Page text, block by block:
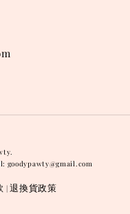
goodypawty@gmail.com
|退換貨政策